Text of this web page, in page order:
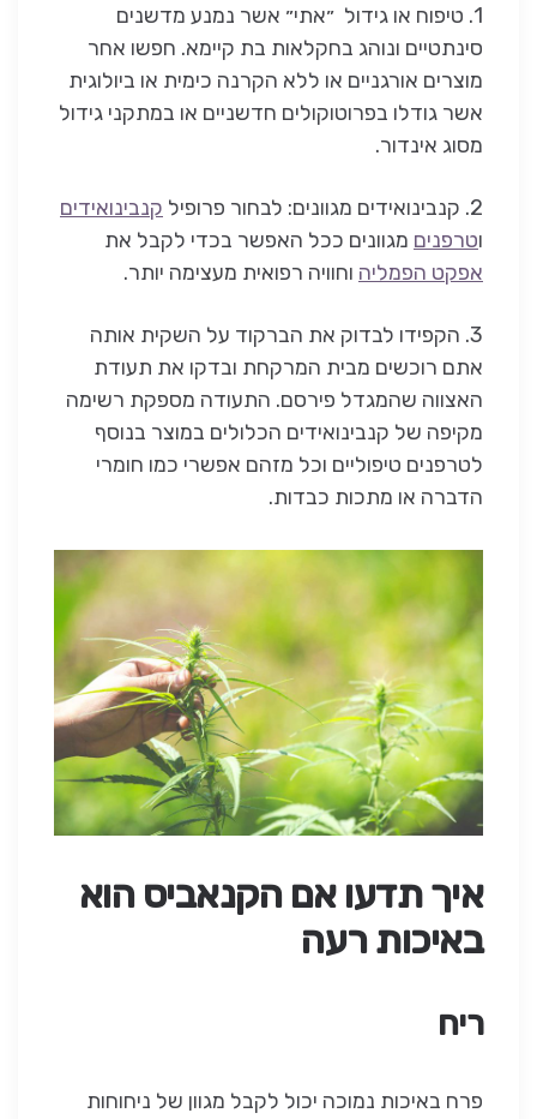
1. טיפוח או גידול ״אתי״ אשר נמנע מדשנים
סינתטיים ונוהג בחקלאות בת קיימא. חפשו אחר
מוצרים אורגניים או ללא הקרנה כימית או ביולוגית
אשר גודלו בפרוטוקולים חדשניים או במתקני גידול
מסוג אינדור.
2. קנבינואידים מגוונים: לבחור פרופיל
קנבינואידים
וטרפנים מגוונים ככל האפשר בכדי לקבל את
אפקט הפמליה וחוויה רפואית מעצימה יותר.
3. הקפידו לבדוק את הברקוד על השקית אותה
אתם רוכשים מבית המרקחת ובדקו את תעודת
האצווה שהמגדל פירסם. התעודה מספקת רשימה
מקיפה של קנבינואידים הכלולים במוצר בנוסף
לטרפנים טיפוליים וכל מזהם אפשרי כמו חומרי
הדברה או מתכות כבדות.
איך תדעו אם הקנאביס הוא
באיכות רעה
ריח
פרח באיכות נמוכה יכול לקבל מגוון של ניחוחות